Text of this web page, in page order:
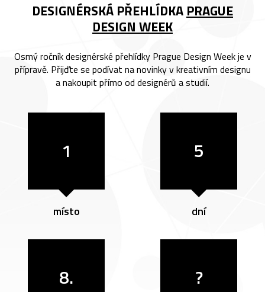
DESIGNÉRSKÁ PŘEHLÍDKA PRAGUE
DESIGN WEEK
Osmý ročník designérské přehlídky Prague Design Week je v
přípravě. Přijďte se podívat na novinky v kreativním designu
a nakoupit přímo od designérů a studií.
1
místo
5
dní
8. ?